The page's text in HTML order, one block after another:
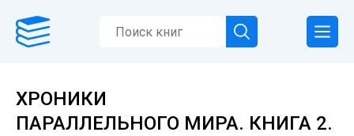
ХРОНИКИ
ПАРАЛЛЕЛЬНОГО МИРА. КНИГА 2.